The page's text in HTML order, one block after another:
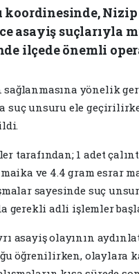
koordinesinde,
asayiş suçlarıyla
ilçede önemli
yönelik
suç unsuru ele
tarafından; 1 adet
ve 4.4 gram esrar
sayesinde suç
gerekli adli işlemler
asayiş olayının
öğrenilirken, olaylara